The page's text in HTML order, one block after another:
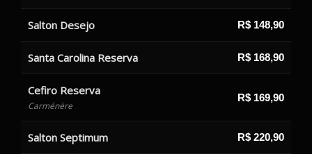
Salton Desejo R$ 148,90
Santa Carolina Reserva R$ 168,90
Cefiro Reserva
Carménère
R$ 169,90
Salton Septimum R$ 220,90